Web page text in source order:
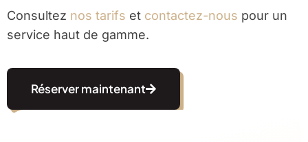
Consultez nos tarifs et contactez-nous pour un
service haut de gamme.
Réserver maintenant